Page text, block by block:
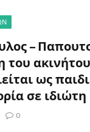
–
του
ως
σε ιδιώτη
0